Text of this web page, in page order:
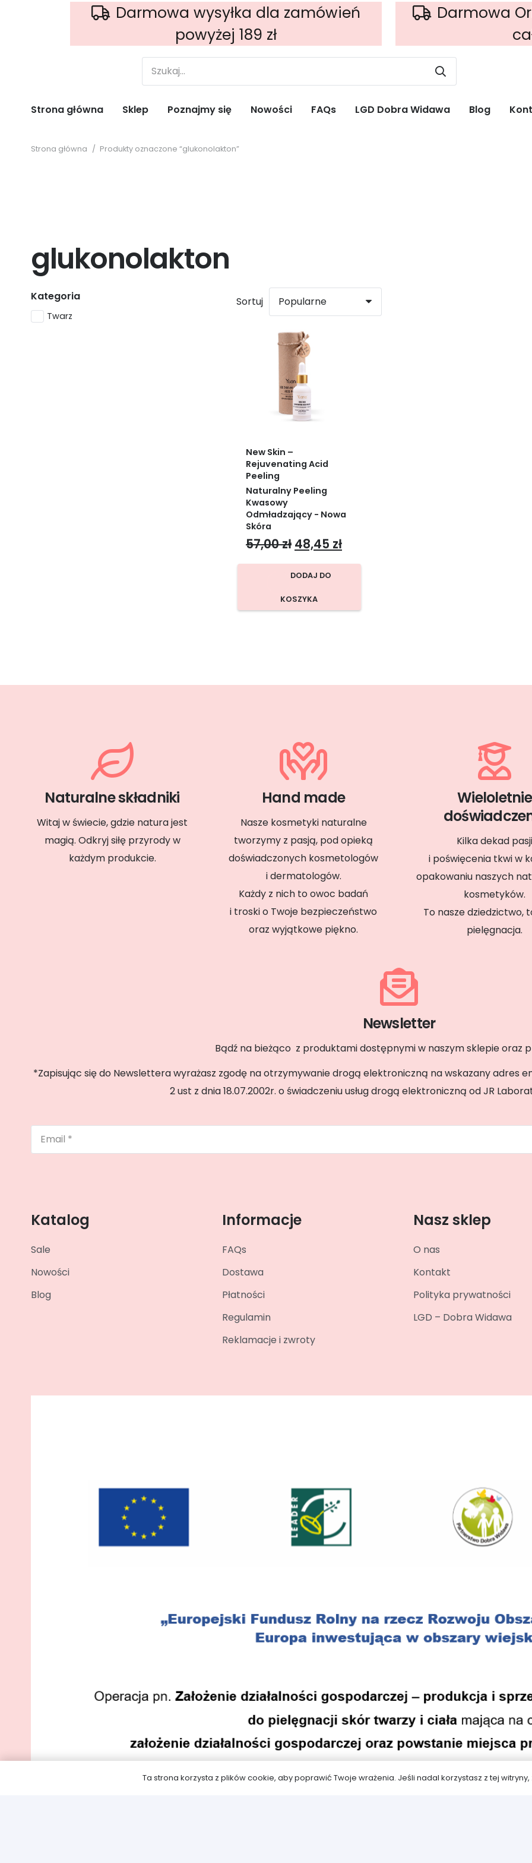
Darmowa wysyłka dla zamówień
powyżej 189 zł
Darmowa
Strona główna Sklep Poznajmy się Nowości FAQs LGD Dobra Widawa Blog
Strona główna / Produkty oznaczone “glukonolakton”
glukonolakton
Kategoria
Twarz
Sortuj
New Skin –
Rejuvenating Acid
Peeling
Naturalny Peeling
Kwasowy
Odmładzający - Nowa
Skóra
57,00zł 48,45 zł
DODAJ DO
KOSZYKA
Naturalne składniki
Witaj w świecie, gdzie natura jest
magią. Odkryj siłę przyrody w
każdym produkcie.
Hand made
Nasze kosmetyki naturalne
tworzymy z pasją, pod opieką
doświadczonych kosmetologów
i dermatologów.
Każdy z nich to owoc badań
i troski o Twoje bezpieczeństwo
oraz wyjątkowe piękno.
Wieloletnie
Kilka dekad pasji
i poświęcenia tkwi w
opakowaniu naszych
kosmetyków.
To nasze dziedzictwo,
pielęgnacja.
Newsletter
Bądź na bieżąco z produktami dostępnymi w naszym sklepie oraz
*Zapisując się do Newslettera wyrażasz zgodę na otrzymywanie drogą elektroniczną na wskazany adres
2 ust z dnia 18.07.2002r. o świadczeniu usług drogą elektroniczną od JR
Katalog
Sale
Nowości
Blog
Informacje
FAQs
Dostawa
Płatności
Regulamin
Reklamacje i zwroty
Nasz sklep
O nas
Kontakt
Polityka prywatności
LGD – Dobra Widawa
Ta strona korzysta z plików cookie, aby poprawić Twoje wrażenia. Jeśli nadal korzystasz z tej witryny,